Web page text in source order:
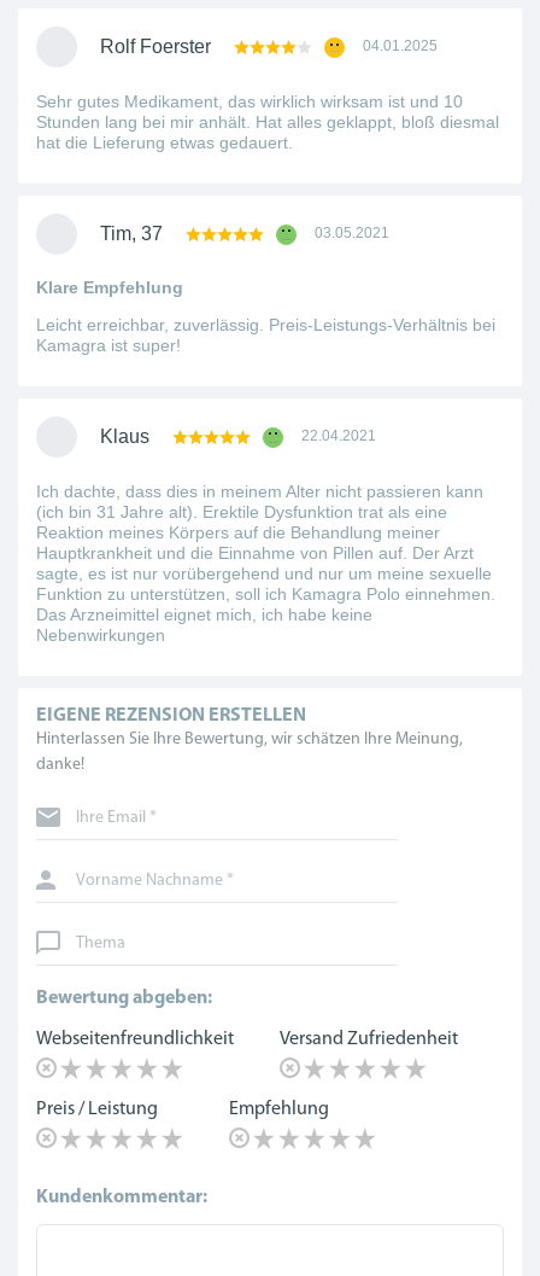
Rolf Foerster 04.01.2025
Sehr gutes Medikament, das wirklich wirksam ist und 10
Stunden lang bei mir anhält. Hat alles geklappt, bloß diesmal
hat die Lieferung etwas gedauert.
Tim, 37 03.05.2021
Klare Empfehlung
Leicht erreichbar, zuverlässig. Preis-Leistungs-Verhältnis bei
Kamagra ist super!
Klaus 22.04.2021
Ich dachte, dass dies in meinem Alter nicht passieren kann
(ich bin 31 Jahre alt). Erektile Dysfunktion trat als eine
Reaktion meines Körpers auf die Behandlung meiner
Hauptkrankheit und die Einnahme von Pillen auf. Der Arzt
sagte, es ist nur vorübergehend und nur um meine sexuelle
Funktion zu unterstützen, soll ich Kamagra Polo einnehmen.
Das Arzneimittel eignet mich, ich habe keine
Nebenwirkungen
EIGENE REZENSION ERSTELLEN
Hinterlassen Sie Ihre Bewertung, wir schätzen Ihre Meinung,
danke!
Ihre Email *
Vorname Nachname *
Thema
Bewertung abgeben:
Webseitenfreundlichkeit Versand Zufriedenheit
Preis / Leistung Empfehlung
Kundenkommentar: